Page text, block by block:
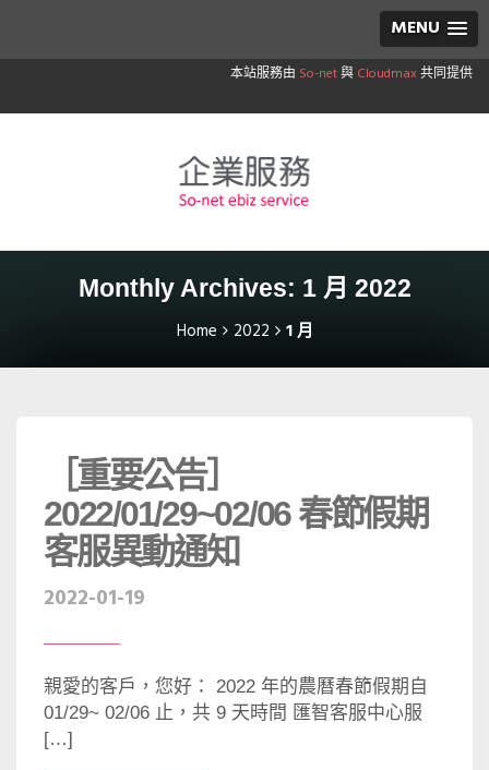
MENU
本站服務由 So-net與 Cloudmax共同提供
Monthly Archives: 1 月 2022
Home 2022 1 月
［重要公告］
2022/01/29~02/06 春節假期
客服異動通知
2022-01-19
親愛的客戶，您好： 2022 年的農曆春節假期自
01/29~ 02/06 止，共 9 天時間 匯智客服中心服
[…]